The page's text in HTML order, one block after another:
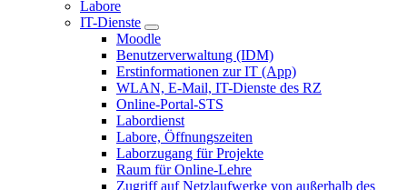
Labore
IT-Dienste
Moodle
Benutzerverwaltung (IDM)
Erstinformationen zur IT (App)
WLAN, E-Mail, IT-Dienste des RZ
Online-Portal-STS
Labordienst
Labore, Öffnungszeiten
Laborzugang für Projekte
Raum für Online-Lehre
Zugriff auf Netzlaufwerke von außerhalb des